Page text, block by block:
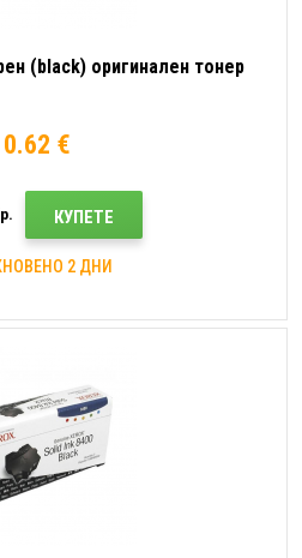
(black) оригинален тонер
0.62 €
КУПЕТЕ
2 ДНИ